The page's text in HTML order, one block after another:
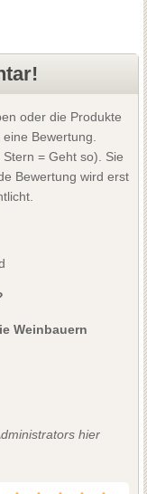
oder die Produkte
Bewertung.
= Geht so). Sie
Bewertung wird erst
Weinbauern
hier